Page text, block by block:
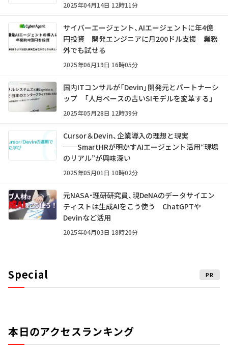
2025年04月14日 12時11分
サイバーエージェント、AIエージェントに年4億
円投資 開発エンジニアに月200ドル支援 業務
外でも試せる
2025年06月19日 16時05分
国内ITコンサルが「Devin」開発元とパートナーシ
ップ 「人月ベースの古いSIモデルを変革する」
2025年05月28日 12時39分
Cursor＆Devin、企業導入の理想と現実
──SmartHRが明かすAIエージェント活用“現場
のリアル”が興味深い
2025年05月01日 10時02分
元NASA・理研研究員、現DeNAのデータサイエン
ティストは生成AIをこう使う ChatGPTや
Devinなど活用
2025年04月03日 18時20分
Special PR
本日のアクセスランキング